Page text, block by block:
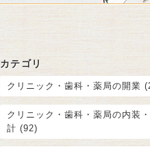
カテゴリ
クリニック・歯科・薬局の開業
クリニック・歯科・薬局の内装
計 (92)